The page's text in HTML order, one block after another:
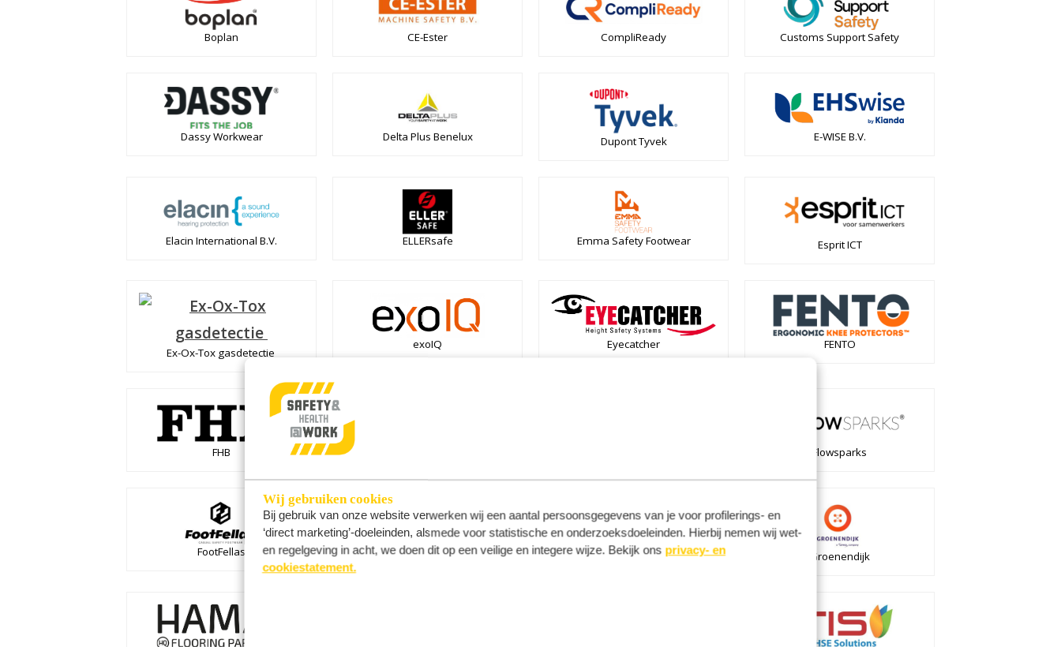
Wij gebruiken cookies
Bij gebruik van onze website verwerken wij een aantal persoonsgegevens van je voor profilerings- en
‘direct marketing’-doeleinden, alsmede voor statistische en onderzoeksdoeleinden. Hierbij nemen wij wet-
en regelgeving in acht, we doen dit op een veilige en integere wijze. Bekijk ons privacy- en
cookiestatement.
Boplan CE-Ester CompliReady Customs Support Safety
Dassy Workwear Delta Plus Benelux Dupont Tyvek E-WISE B.V.
Elacin International B.V. ELLERsafe Emma Safety Footwear Esprit ICT
Ex-Ox-Tox gasdetectie
exoIQ Eyecatcher FENTO
FHB Flowsparks
FootFellas Fristads Goodwork Groenendijk